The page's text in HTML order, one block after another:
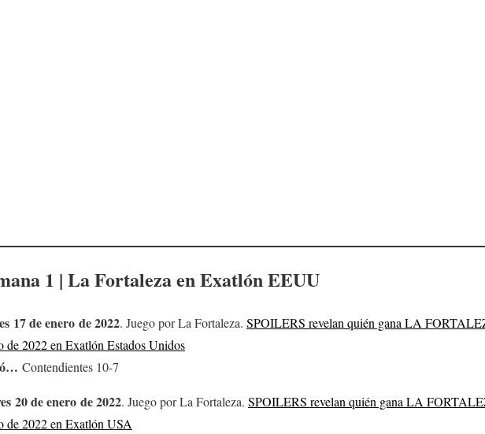
1 | La Fortaleza en Exatlón EEUU
17 de enero de 2022. Juego por La Fortaleza. SPOILERS revelan quién gana LA
de 2022 en Exatlón Estados Unidos
Contendientes 10-7
20 de enero de 2022. Juego por La Fortaleza. SPOILERS revelan quién gana LA
de 2022 en Exatlón USA